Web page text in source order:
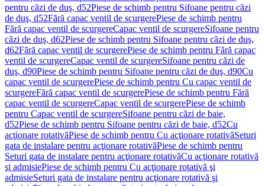
pentru căzi de duş, d52Piese de schimb pentru Sifoane pentru căzi
de duş, d52Fără capac ventil de scurgerePiese de schimb pentru
Fără capac ventil de scurgereCapac ventil de scurgereSifoane pentru
căzi de duş, d62Piese de schimb pentru Sifoane pentru căzi de duş,
d62Fără capac ventil de scurgerePiese de schimb pentru Fără capac
ventil de scurgereCapac ventil de scurgereSifoane pentru căzi de
duş, d90Piese de schimb pentru Sifoane pentru căzi de duş, d90Cu
capac ventil de scurgerePiese de schimb pentru Cu capac ventil de
scurgereFără capac ventil de scurgerePiese de schimb pentru Fără
capac ventil de scurgereCapac ventil de scurgerePiese de schimb
pentru Capac ventil de scurgereSifoane pentru căzi de baie,
d52Piese de schimb pentru Sifoane pentru căzi de baie, d52Cu
acţionare rotativăPiese de schimb pentru Cu acţionare rotativăSeturi
gata de instalare pentru acţionare rotativăPiese de schimb pentru
Seturi gata de instalare pentru acţionare rotativăCu acţionare rotativă
şi admisiePiese de schimb pentru Cu acţionare rotativă şi
admisieSeturi gata de instalare pentru acţionare rotativă şi